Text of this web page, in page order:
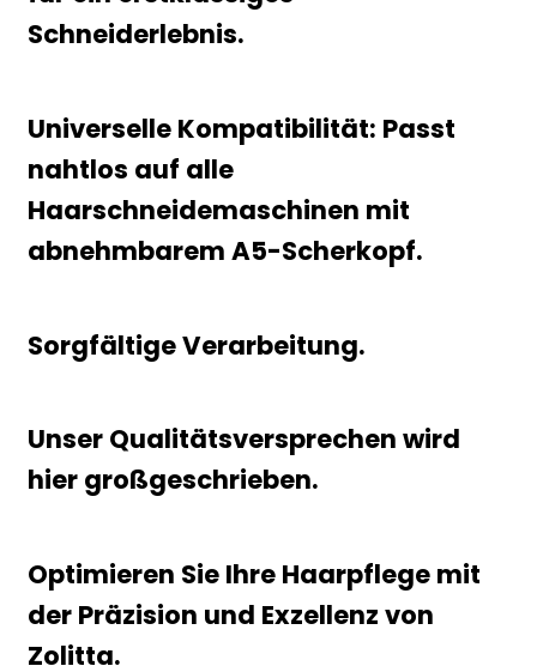
Schneiderlebnis.
Universelle Kompatibilität: Passt
nahtlos auf alle
Haarschneidemaschinen mit
abnehmbarem A5-Scherkopf.
Sorgfältige Verarbeitung.
Unser Qualitätsversprechen wird
hier großgeschrieben.
Optimieren Sie Ihre Haarpflege mit
der Präzision und Exzellenz von
Zolitta.